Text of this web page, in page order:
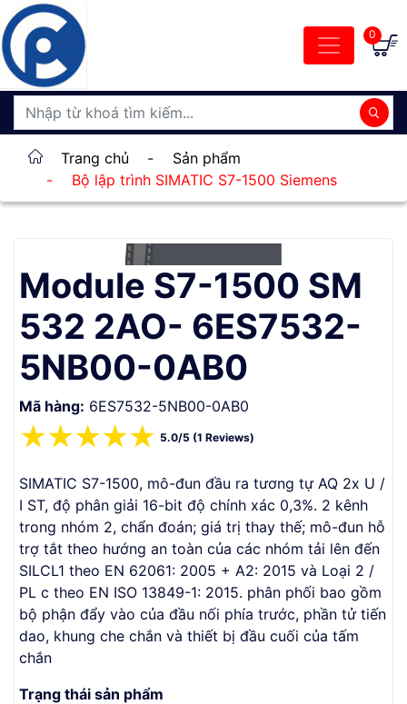
0
Trang chủ -
Sản phẩm
-
Bộ lập trình SIMATIC S7-1500 Siemens
Module S7-1500 SM
532 2AO- 6ES7532-
5NB00-0AB0
Mã hàng: 6ES7532-5NB00-0AB0
☆
☆
☆
☆
☆ 5.0/5 (1 Reviews)
SIMATIC S7-1500, mô-đun đầu ra tương tự AQ 2x U /
I ST, độ phân giải 16-bit độ chính xác 0,3%. 2 kênh
trong nhóm 2, chẩn đoán; giá trị thay thế; mô-đun hỗ
trợ tắt theo hướng an toàn của các nhóm tải lên đến
SILCL1 theo EN 62061: 2005 + A2: 2015 và Loại 2 /
PL c theo EN ISO 13849-1: 2015. phân phối bao gồm
bộ phận đẩy vào của đầu nối phía trước, phần tử tiến
dao, khung che chắn và thiết bị đầu cuối của tấm
chắn
Trạng thái sản phẩm